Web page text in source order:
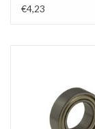
€4,23